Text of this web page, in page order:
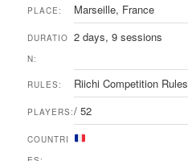
PLACE: Marseille, France
DURATIO
N:
2 days, 9 sessions
RULES: Riichi Competition Rules
PLAYERS:/ 52
COUNTRI